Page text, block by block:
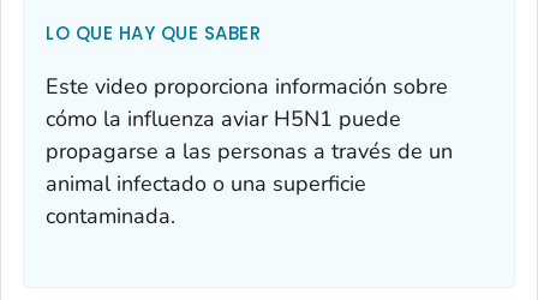
LO QUE HAY QUE SABER
Este video proporciona información sobre
cómo la influenza aviar H5N1 puede
propagarse a las personas a través de un
animal infectado o una superficie
contaminada.